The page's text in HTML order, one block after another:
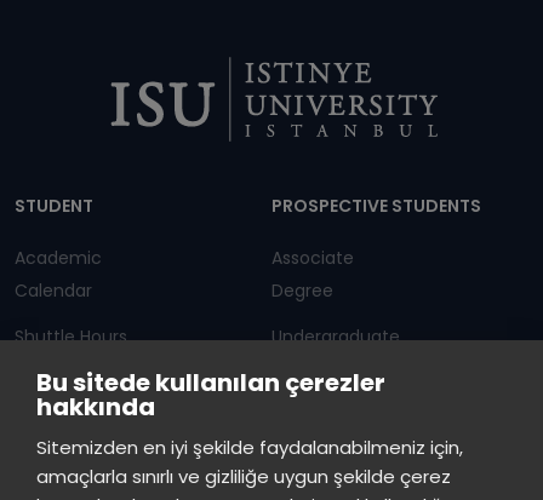
Bu sitede kullanılan çerezler
hakkında
Sitemizden en iyi şekilde faydalanabilmeniz için,
amaçlarla sınırlı ve gizliliğe uygun şekilde çerez
STUDENT
Academic
Calendar
Shuttle Hours
Announcements
PROSPECTIVE STUDENTS
Associate
Degree
Undergraduate
Graduate Programs
ISTINYE